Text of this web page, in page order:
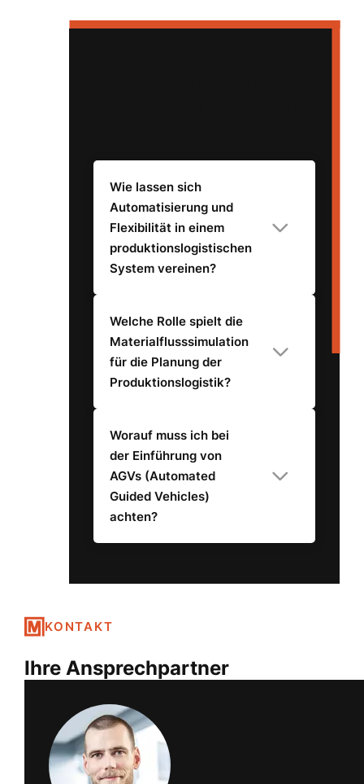
Wie lassen sich
Automatisierung und
Flexibilität in einem
produktionslogistischen
System vereinen?
Welche Rolle spielt die
Materialflusssimulation
für die Planung der
Produktionslogistik?
Worauf muss ich bei
der Einführung von
AGVs (Automated
Guided Vehicles)
achten?
KONTAKT
Ihre Ansprechpartner